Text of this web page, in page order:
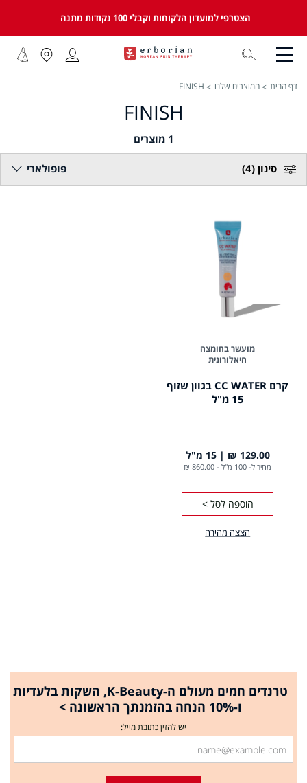
הצטרפי למועדון הלקוחות וקבלי 100 נקודות מתנה
דף הבית המוצרים שלנו FINISH
FINISH
1 מוצרים
סינון (4) פופולארי
מועשר בחומצה
היאלורונית
קרם CC WATER בגוון שזוף
15 מ"ל
הצצה מהירה
129.00 ₪ 15 מ"ל
מחיר ל- 100 מ"ל -
860.00 ₪
הוספה לסל >
טרנדים חמים מעולם ה-K-Beauty, השקות בלעדיות
ו-10% הנחה בהזמנתך הראשונה >
יש להזין כתובת מייל: